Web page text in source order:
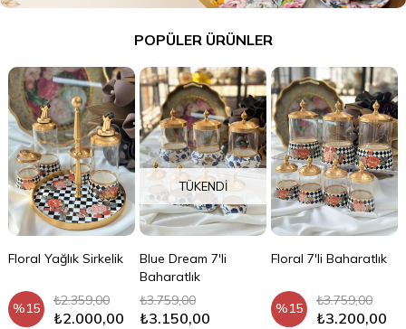
POPÜLER ÜRÜNLER
Floral Yağlık Sirkelik
%15
₺2.000,00
₺2.359,00
TÜKENDI
Blue Dream 7'li
Baharatlık
₺3.150,00
₺3.759,00
Floral 7'li Baharatlık
%15
₺3.200,00
₺3.759,00